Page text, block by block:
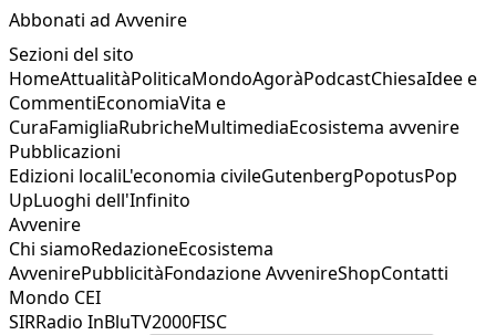
Abbonati ad Avvenire
Sezioni del sito
HomeAttualitàPoliticaMondoAgoràPodcastChiesaIdee e
CommentiEconomiaVita e
CuraFamigliaRubricheMultimediaEcosistema avvenire
Pubblicazioni
Edizioni localiL'economia civileGutenbergPopotusPop
UpLuoghi dell'Infinito
Avvenire
Chi siamoRedazioneEcosistema
AvvenirePubblicitàFondazione AvvenireShopContatti
Mondo CEI
SIRRadio InBluTV2000FISC